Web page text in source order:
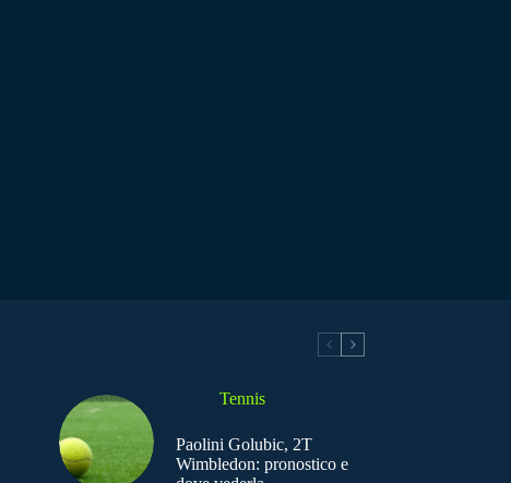
Tennis
Paolini Golubic, 2T
Wimbledon: pronostico e